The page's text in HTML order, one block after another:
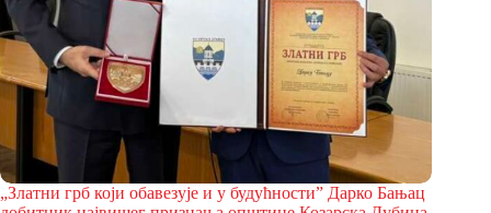
„Златни грб који обавезује и у будућности” Дарко Бањац